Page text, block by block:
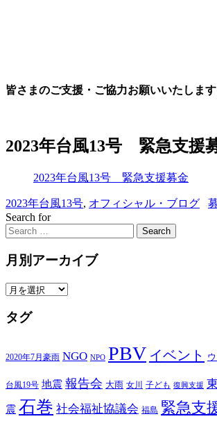
皆さまのご支援・ご協力お願いいたします
2023年台風13号 緊急支援
2023年台風13号 緊急支援募金
2023年台風13号, オフィシャル・ブログ
Search for
Search
月別アーカイブ
月
ア
イ
タグ
2020年7月豪雨 NGO NPO PBV イベント
台風19号 地震 報告会 大雨 女川 子ども 復興支援
震 石巻 社会福祉協議会 福島 緊急支